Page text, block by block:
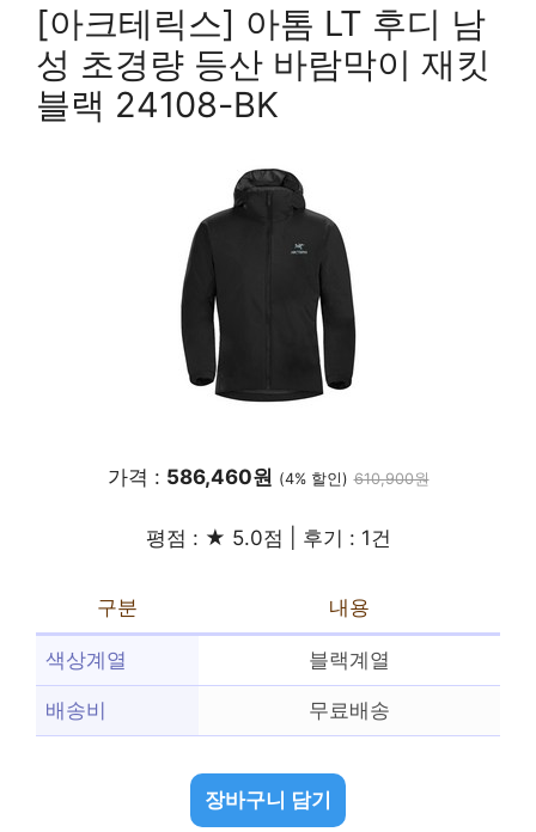
[아크테릭스] 아톰 LT 후디 남
성 초경량 등산 바람막이 재킷
블랙 24108-BK
가격 : 586,460원 (4% 할인) 610,900원
평점 : ★ 5.0점 | 후기 : 1건
구분 내용
색상계열 블랙계열
배송비 무료배송
장바구니 담기